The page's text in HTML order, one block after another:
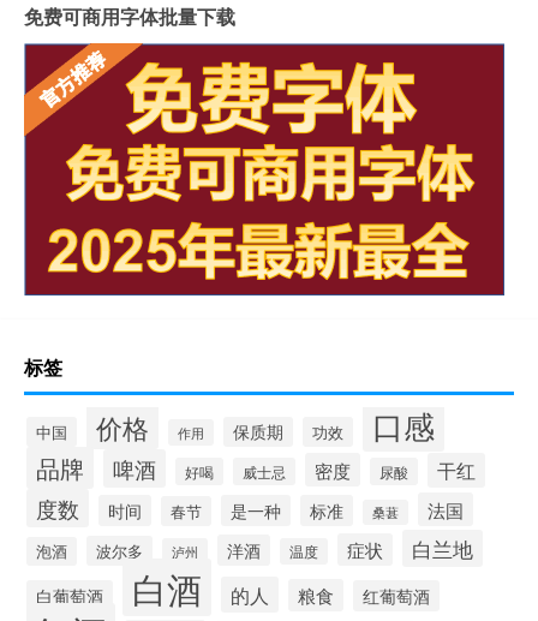
免费可商用字体批量下载
标签
中国 价格 作用 保质期 功效 口感
品牌 啤酒 好喝 威士忌 密度 尿酸 干红
度数 时间 春节 是一种 标准 桑葚 法国
泡酒 波尔多 泸州 洋酒 温度 症状 白兰地
白葡萄酒 白酒 的人 粮食 红葡萄酒